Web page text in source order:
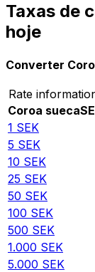
Taxas de
hoje
Converter
Rate
Coroa sueca
1 SEK
5 SEK
10 SEK
25 SEK
50 SEK
100 SEK
500 SEK
1.000 SEK
5.000 SEK